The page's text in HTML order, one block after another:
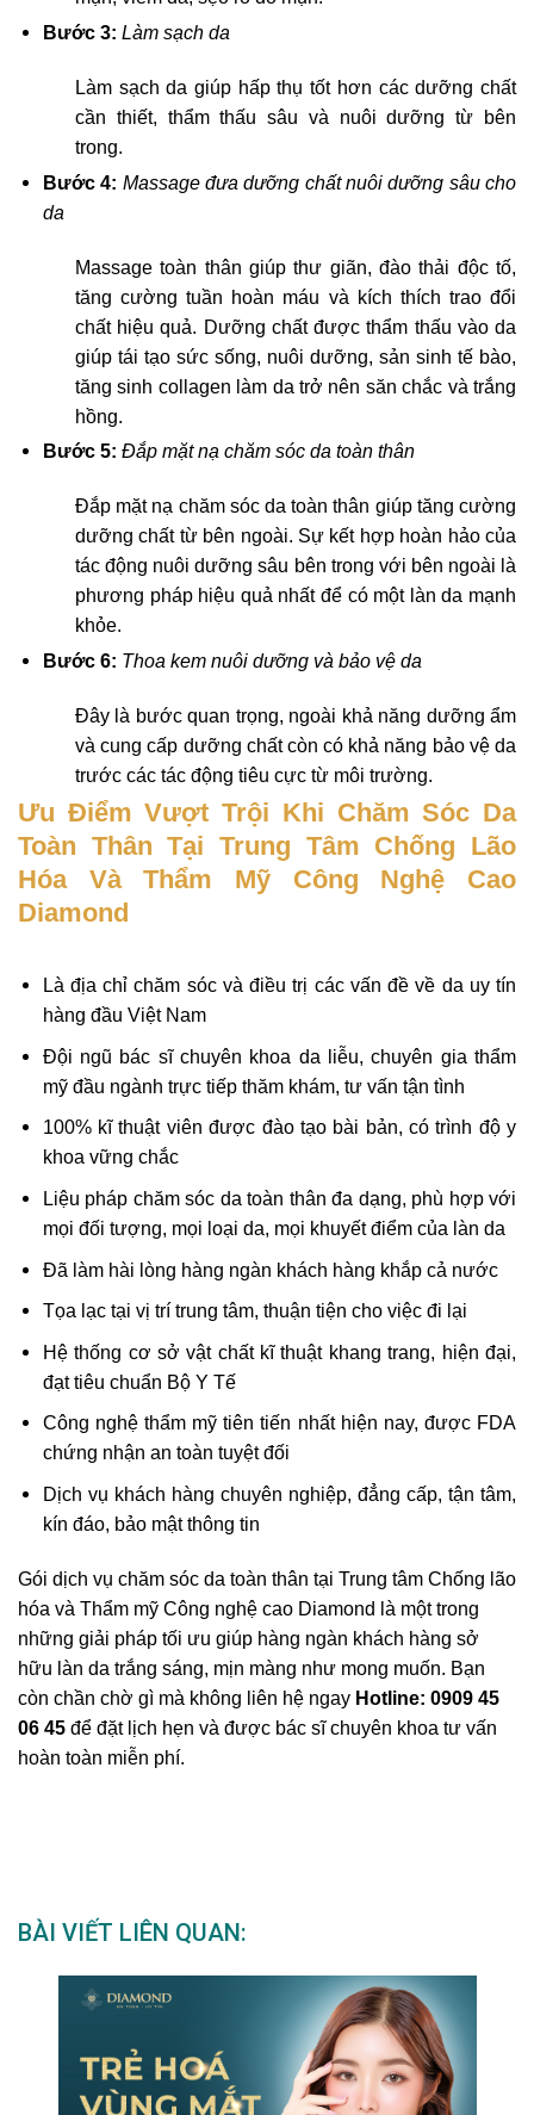
Bước 3: Làm sạch da
Làm sạch da giúp hấp thụ tốt hơn các dưỡng chất
cần thiết, thẩm thấu sâu và nuôi dưỡng từ bên
trong.
Bước 4: Massage đưa dưỡng chất nuôi dưỡng sâu cho
da
Massage toàn thân giúp thư giãn, đào thải độc tố,
tăng cường tuần hoàn máu và kích thích trao đổi
chất hiệu quả. Dưỡng chất được thẩm thấu vào da
giúp tái tạo sức sống, nuôi dưỡng, sản sinh tế bào,
tăng sinh collagen làm da trở nên săn chắc và trắng
hồng.
Bước 5: Đắp mặt nạ chăm sóc da toàn thân
Đắp mặt nạ chăm sóc da toàn thân giúp tăng cường
dưỡng chất từ bên ngoài. Sự kết hợp hoàn hảo của
tác động nuôi dưỡng sâu bên trong với bên ngoài là
phương pháp hiệu quả nhất để có một làn da mạnh
khỏe.
Bước 6: Thoa kem nuôi dưỡng và bảo vệ da
Đây là bước quan trọng, ngoài khả năng dưỡng ẩm
và cung cấp dưỡng chất còn có khả năng bảo vệ da
trước các tác động tiêu cực từ môi trường.
Ưu Điểm Vượt Trội Khi Chăm Sóc Da
Toàn Thân Tại Trung Tâm Chống Lão
Hóa Và Thẩm Mỹ Công Nghệ Cao
Diamond
Là địa chỉ chăm sóc và điều trị các vấn đề về da uy tín
hàng đầu Việt Nam
Đội ngũ bác sĩ chuyên khoa da liễu, chuyên gia thẩm
mỹ đầu ngành trực tiếp thăm khám, tư vấn tận tình
100% kĩ thuật viên được đào tạo bài bản, có trình độ y
khoa vững chắc
Liệu pháp chăm sóc da toàn thân đa dạng, phù hợp với
mọi đối tượng, mọi loại da, mọi khuyết điểm của làn da
Đã làm hài lòng hàng ngàn khách hàng khắp cả nước
Tọa lạc tại vị trí trung tâm, thuận tiện cho việc đi lại
Hệ thống cơ sở vật chất kĩ thuật khang trang, hiện đại,
đạt tiêu chuẩn Bộ Y Tế
Công nghệ thẩm mỹ tiên tiến nhất hiện nay, được FDA
chứng nhận an toàn tuyệt đối
Dịch vụ khách hàng chuyên nghiệp, đẳng cấp, tận tâm,
kín đáo, bảo mật thông tin
Gói dịch vụ chăm sóc da toàn thân tại Trung tâm Chống lão
hóa và Thẩm mỹ Công nghệ cao Diamond là một trong
những giải pháp tối ưu giúp hàng ngàn khách hàng sở
hữu làn da trắng sáng, mịn màng như mong muốn. Bạn
còn chần chờ gì mà không liên hệ ngay Hotline: 0909 45
06 45 để đặt lịch hẹn và được bác sĩ chuyên khoa tư vấn
hoàn toàn miễn phí.
BÀI VIẾT LIÊN QUAN: